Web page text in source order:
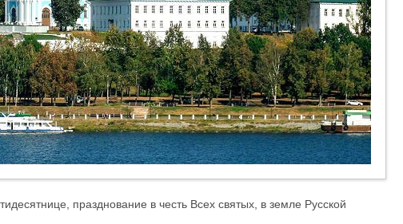
празднование в честь Всех святых, в земле Русской